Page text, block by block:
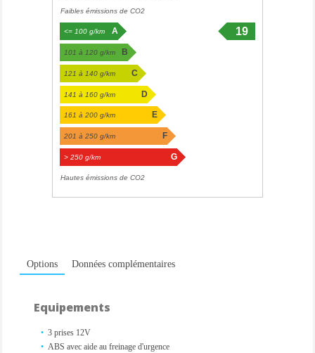
Options Données complémentaires
Equipements
3 prises 12V
ABS avec aide au freinage d'urgence
Faibles émissions de CO2
<= 100 g/km A
19
101 à 120 g/km B
121 à 140 g/km C
141 à 160 g/km D
161 à 200 g/km E
201 à 250 g/km F
> 250 g/km G
Hautes émissions de CO2